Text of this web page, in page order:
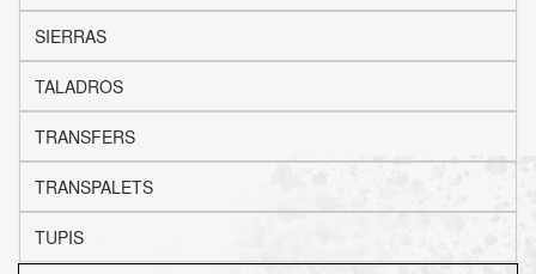
SIERRAS
TALADROS
TRANSFERS
TRANSPALETS
TUPIS